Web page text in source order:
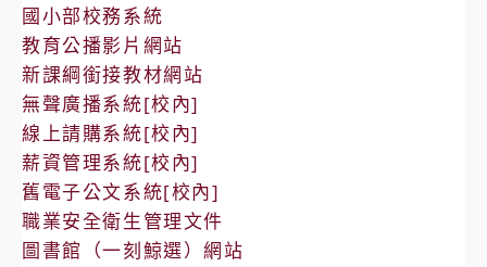
國小部校務系統
教育公播影片網站
新課綱銜接教材網站
無聲廣播系統[校內]
線上請購系統[校內]
薪資管理系統[校內]
舊電子公文系統[校內]
職業安全衛生管理文件
圖書館（一刻鯨選）網站